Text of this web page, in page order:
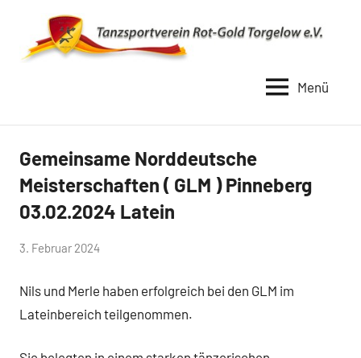
springen
Rot
Gold
Torgelow
1990
Menü
Uncategorized
Gemeinsame Norddeutsche
Meisterschaften ( GLM ) Pinneberg
03.02.2024 Latein
von
Schwarz-
Stollhoff
3. Februar 2024
Nils und Merle haben erfolgreich bei den GLM im
Lateinbereich teilgenommen.